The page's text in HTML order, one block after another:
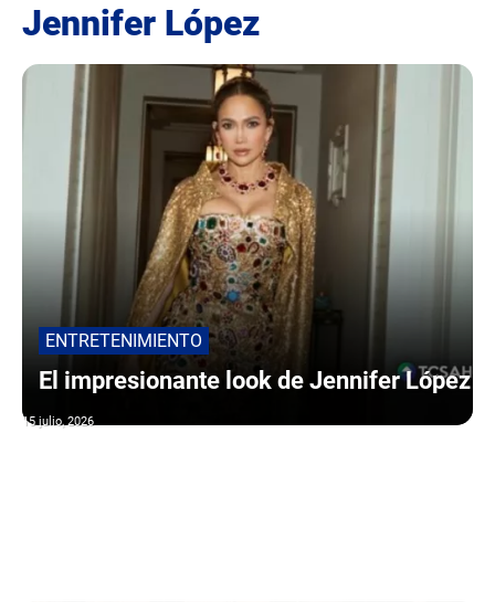
Jennifer López
ENTRETENIMIENTO
El impresionante look de Jennifer López
15 julio, 2026